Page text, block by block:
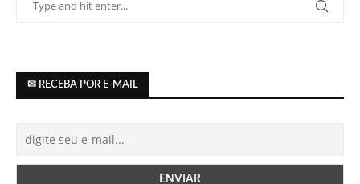
✉ RECEBA POR E-MAIL